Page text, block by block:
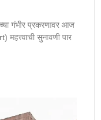
गंभीर प्रकरणावर आज
सुनावणी पार